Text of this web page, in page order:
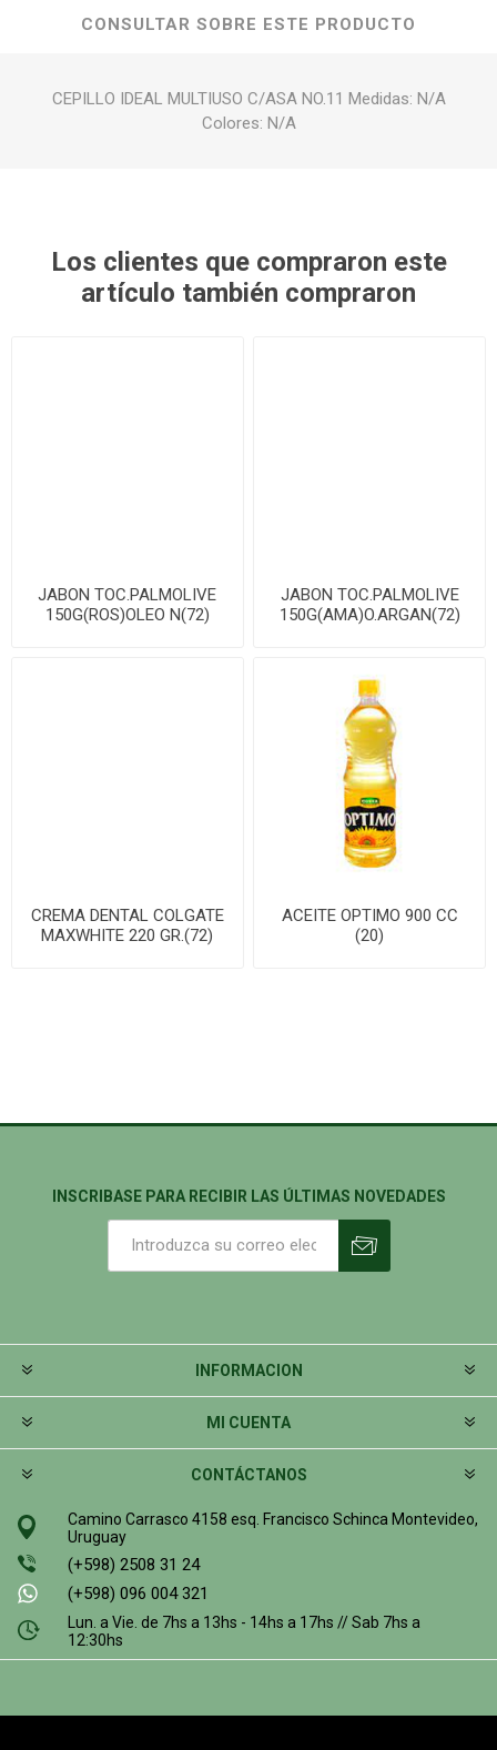
CONSULTAR SOBRE ESTE PRODUCTO
CEPILLO IDEAL MULTIUSO C/ASA NO.11 Medidas: N/A
Colores: N/A
Los clientes que compraron este
artículo también compraron
JABON TOC.PALMOLIVE
150G(ROS)OLEO N(72)
JABON TOC.PALMOLIVE
150G(AMA)O.ARGAN(72)
CREMA DENTAL COLGATE
MAXWHITE 220 GR.(72)
ACEITE OPTIMO 900 CC
(20)
INSCRIBASE PARA RECIBIR LAS ÚLTIMAS NOVEDADES
INFORMACION
MI CUENTA
CONTÁCTANOS
Camino Carrasco 4158 esq. Francisco Schinca Montevideo,
Uruguay
(+598) 2508 31 24
(+598) 096 004 321
Lun. a Vie. de 7hs a 13hs - 14hs a 17hs // Sab 7hs a
12:30hs